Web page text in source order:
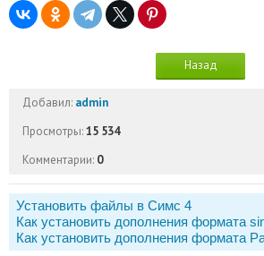
Назад
Добавил: admin
Просмотры:15 534
Комментарии: 0
Установить файлы в Симс 4
Как установить дополнения формата
Как установить дополнения формата